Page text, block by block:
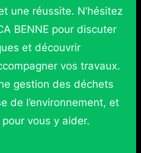
une réussite. N’hésitez
BENNE pour discuter
et découvrir
vos travaux.
gestion des déchets
de l’environnement, et
pour vous y aider.